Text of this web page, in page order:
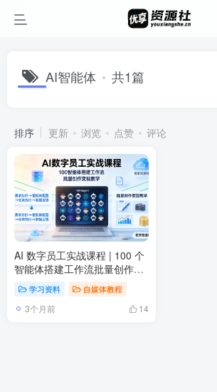
AI智能体 共1篇
排序 更新 浏览 点赞 评论
AI 数字员工实战课程 | 100 个
智能体搭建工作流批量创作变
学习资料 自媒体教程
3个月前 14